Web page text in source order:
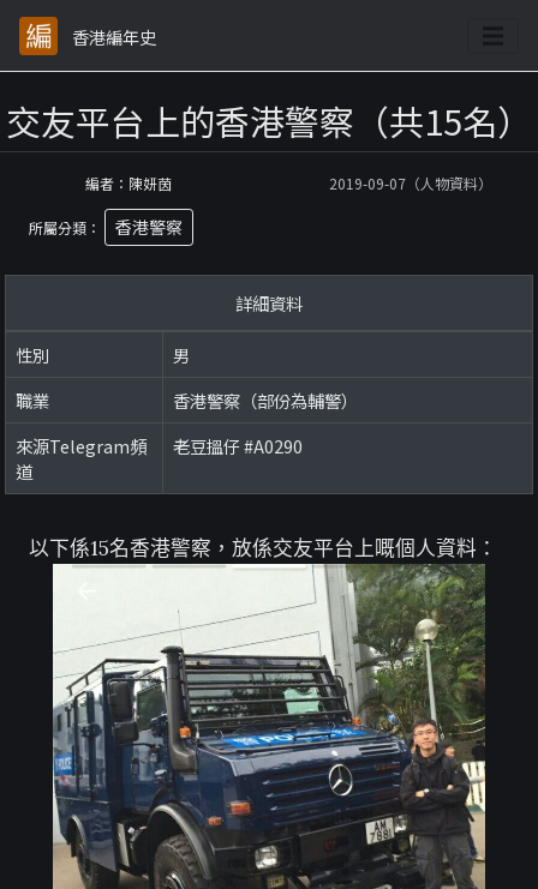
香港編年史
交友平台上的香港警察（共15名）
編者：陳妍茵 2019-09-07（人物資料）
所屬分類： 香港警察
詳細資料
性別
男
職業
香港警察（部份為輔警）
來源Telegram頻
道
老豆搵仔 #A0290
以下係15名香港警察，放係交友平台上嘅個人資料：